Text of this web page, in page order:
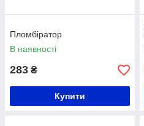
Пломбіратор
В наявності
283 ₴
Купити